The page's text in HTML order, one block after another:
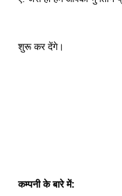
शुरू कर देंगे।
कम्पनी के बारे में: